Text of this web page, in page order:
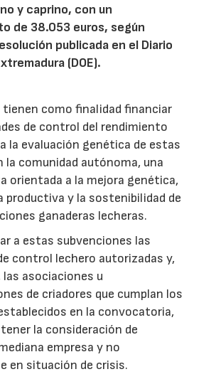
y caprino, con un
de 38.053 euros, según
publicada en el Diario
(DOE).
tienen como finalidad financiar
de control del rendimiento
la evaluación genética de estas
la comunidad autónoma, una
orientada a la mejora genética,
productiva y la sostenibilidad de
ganaderas lecheras.
a estas subvenciones las
control lechero autorizadas y,
las asociaciones u
de criadores que cumplan los
en la convocatoria,
la consideración de
empresa y no
en situación de crisis.